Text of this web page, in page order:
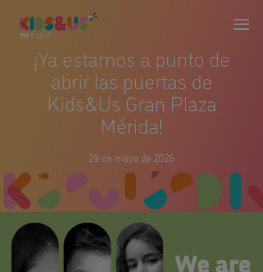
¡Ya estamos a punto de
abrir las puertas de
Kids&Us Gran Plaza
Mérida!
29 de mayo de 2026